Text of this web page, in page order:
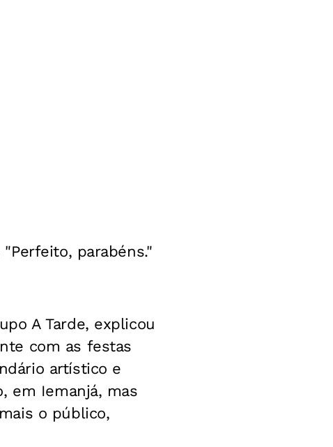
parabéns."
A Tarde, explicou
com as festas
artístico e
em Iemanjá, mas
o público,